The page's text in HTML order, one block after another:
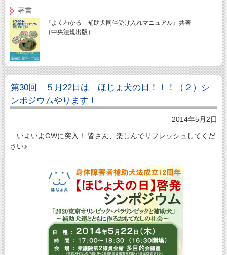
著書
『よくわかる 補助犬同伴受け入れマニュアル』共著
（中央法規出版）
第30回 ５月22日は ほじょ犬の日！！！（２）シ
ンポジウムやります！
2014年5月2日
いよいよGWに突入！ 皆さん、楽しんでリフレッシュしてくだ
さい♪